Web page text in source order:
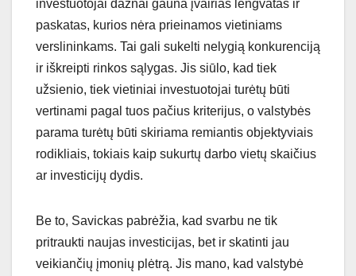
investuotojai dažnai gauna įvairias lengvatas ir
paskatas, kurios nėra prieinamos vietiniams
verslininkams. Tai gali sukelti nelygią konkurenciją
ir iškreipti rinkos sąlygas. Jis siūlo, kad tiek
užsienio, tiek vietiniai investuotojai turėtų būti
vertinami pagal tuos pačius kriterijus, o valstybės
parama turėtų būti skiriama remiantis objektyviais
rodikliais, tokiais kaip sukurtų darbo vietų skaičius
ar investicijų dydis.
Be to, Savickas pabrėžia, kad svarbu ne tik
pritraukti naujas investicijas, bet ir skatinti jau
veikiančių įmonių plėtrą. Jis mano, kad valstybė